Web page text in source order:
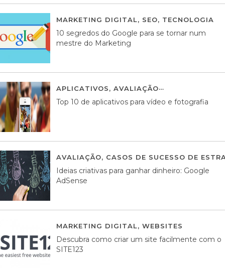
MARKETING DIGITAL, SEO, TECNOLOGIA
10 segredos do Google para se tornar num
mestre do Marketing
APLICATIVOS, AVALIAÇÃO
Top 10 de aplicativos para vídeo e fotografia
AVALIAÇÃO, CASOS DE SUCESSO DE
Ideias criativas para ganhar dinheiro: Google
AdSense
MARKETING DIGITAL, WEBSITES
Descubra como criar um site facilmente com o
SITE123